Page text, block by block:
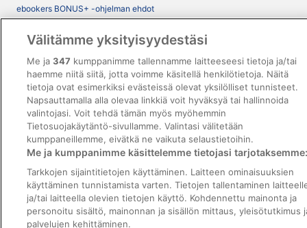
ebookers BONUS+ -ohjelman ehdot
Tuki
Ota yhteyttä
Varauksen muuttaminen tai peruuttaminen
Varaa lento lentoyhtiön hyvityskupongeilla
Hyvityksen hakeminen ja aikarajat
Välitämme yksityisyydestäsi
Me ja 347 kumppanimme tallennamme laitteeseesi tietoja ja/tai
haemme niitä siitä, jotta voimme käsitellä henkilötietoja. Näitä
tietoja ovat esimerkiksi evästeissä olevat yksilölliset tunnisteet.
Napsauttamalla alla olevaa linkkiä voit hyväksyä tai hallinnoida
valintojasi. Voit tehdä tämän myös myöhemmin
Tietosuojakäytäntö-sivullamme. Valintasi välitetään
kumppaneillemme, eivätkä ne vaikuta selaustietoihin.
Me ja kumppanimme käsittelemme tietojasi tarjotaksemme:
Tarkkojen sijaintitietojen käyttäminen. Laitteen ominaisuuksien
käyttäminen tunnistamista varten. Tietojen tallentaminen
ja/tai laitteella olevien tietojen käyttö. Kohdennettu mainonta ja
personoitu sisältö, mainonnan ja sisällön mittaus, yleisötutkimus
palvelujen kehittäminen.